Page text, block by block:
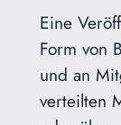
Eine
Form von
und an
verteilten